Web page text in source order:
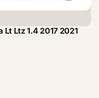
Ltz 1.4 2017 2021